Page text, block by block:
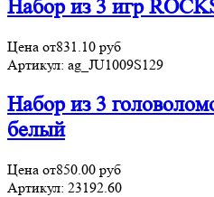
Набор из 3 игр
Цена от831.10 руб
Артикул: ag_JU1009S129
Набор из 3
белый
Цена от850.00 руб
Артикул: 23192.60